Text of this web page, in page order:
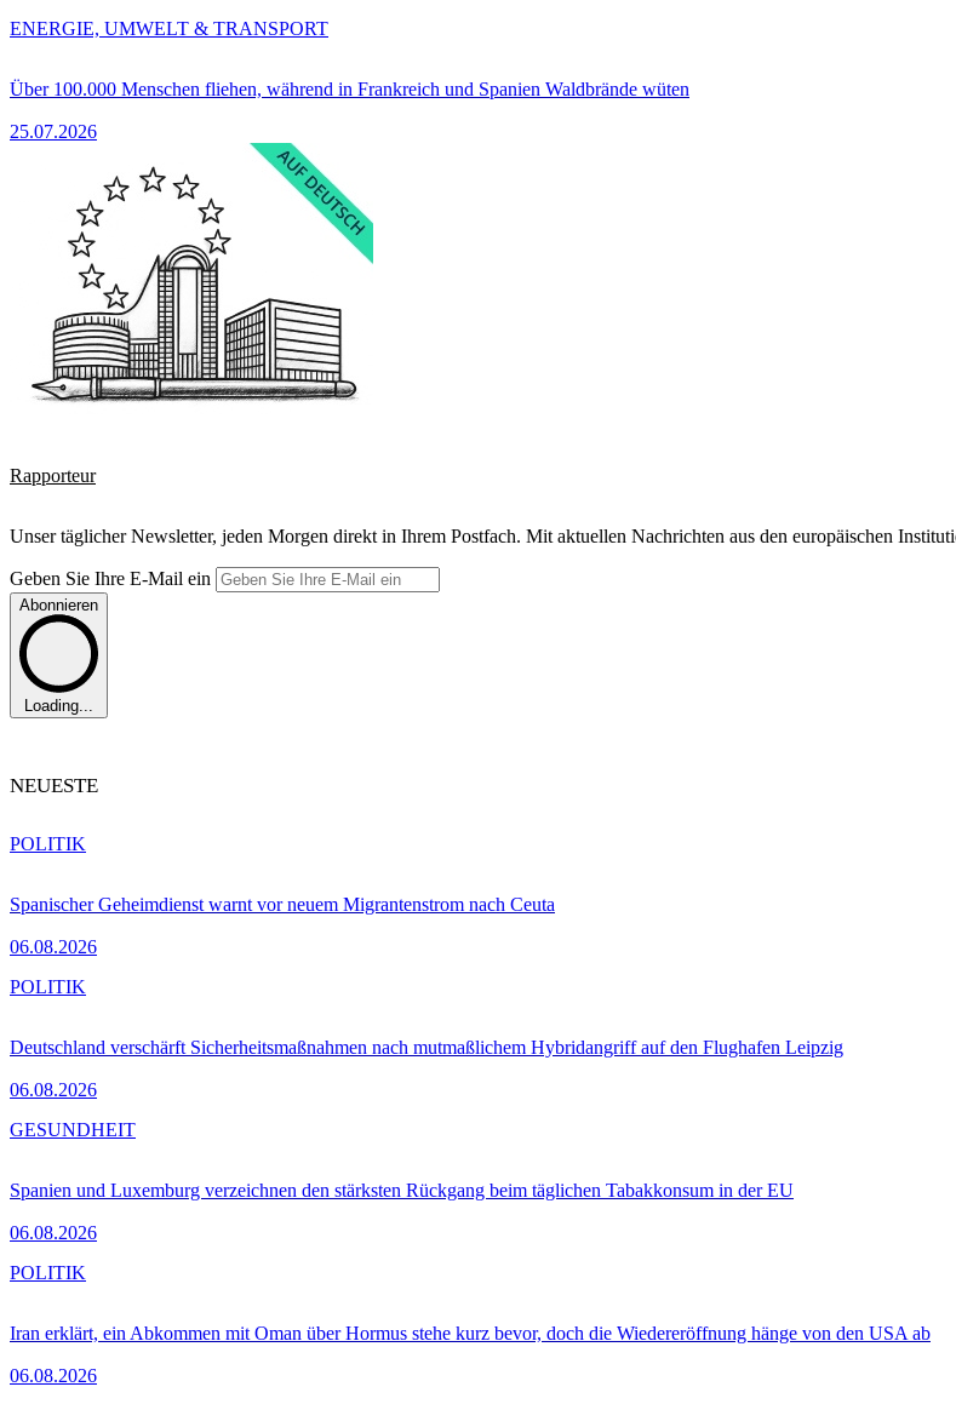
Über 100.000 Menschen fliehen, während in Frankreich und Spanien Waldbrände wüten
25.07.2026
ENERGIE, UMWELT & TRANSPORT
Rapporteur
Unser täglicher Newsletter, jeden Morgen direkt in Ihrem Postfach. Mit aktuellen Nachrichten aus den europäischen
Geben Sie Ihre E-Mail ein
Abonnieren
Loading...
NEUESTE
Spanischer Geheimdienst warnt vor neuem Migrantenstrom nach Ceuta
06.08.2026
POLITIK
Deutschland verschärft Sicherheitsmaßnahmen nach mutmaßlichem Hybridangriff auf den Flughafen Leipzig
06.08.2026
POLITIK
Spanien und Luxemburg verzeichnen den stärksten Rückgang beim täglichen Tabakkonsum in der EU
06.08.2026
GESUNDHEIT
Iran erklärt, ein Abkommen mit Oman über Hormus stehe kurz bevor, doch die Wiedereröffnung hänge von den USA ab
06.08.2026
POLITIK